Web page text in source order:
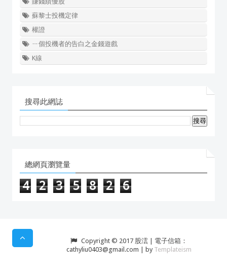
蘇黎士投機定律
權證
ㄧ個投機者的告白之金錢遊戲
K線
搜尋此網誌
總網頁瀏覽量
4 2 3 5 8 2 6
Copyright © 2017 股澐 | 電子信箱：
cathyliu0403@gmail.com | by Templateism